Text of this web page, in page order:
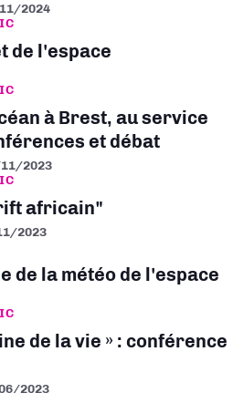
2024
de l'espace
à Brest, au service
et débat
2023
africain"
2023
de la météo de l'espace
de la vie » : conférence
2023